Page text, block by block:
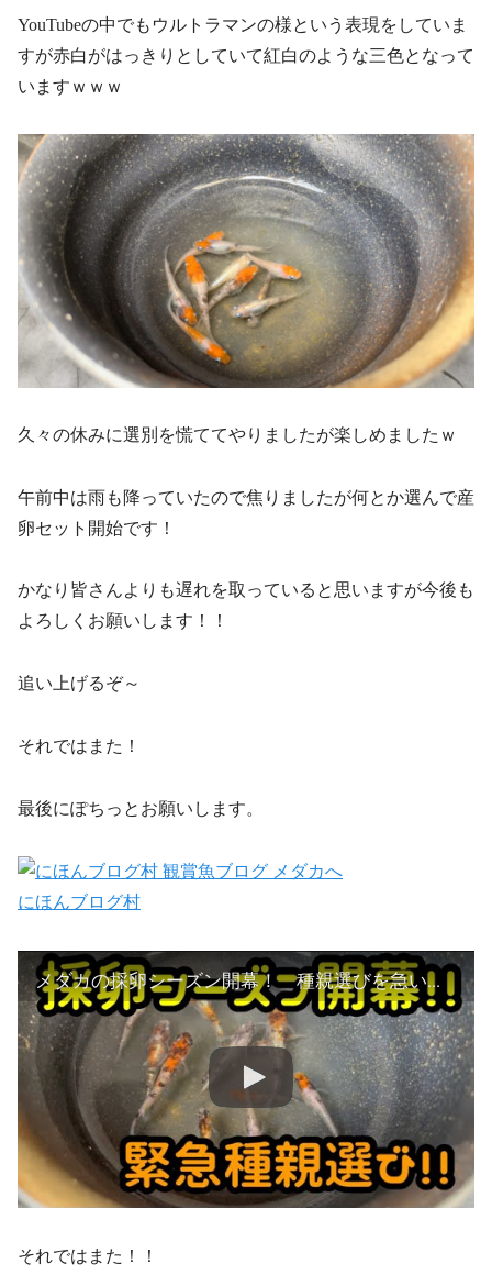
YouTubeの中でもウルトラマンの様という表現をしていま
すが赤白がはっきりとしていて紅白のような三色となって
いますｗｗｗ
久々の休みに選別を慌ててやりましたが楽しめましたｗ
午前中は雨も降っていたので焦りましたが何とか選んで産
卵セット開始です！
かなり皆さんよりも遅れを取っていると思いますが今後も
よろしくお願いします！！
追い上げるぞ～
それではまた！
最後にぽちっとお願いします。
にほんブログ村
メダカの採卵シーズン開幕！ 種親選びを急いでやります！ 夜桜や凛華、三色ラメを選びます！@楽めだか
それではまた！！